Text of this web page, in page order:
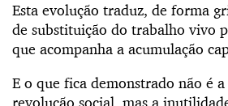
Esta evolução traduz, de forma
de substituição do trabalho vivo
que acompanha a acumulação
E o que fica demonstrado não é
revolução social, mas a